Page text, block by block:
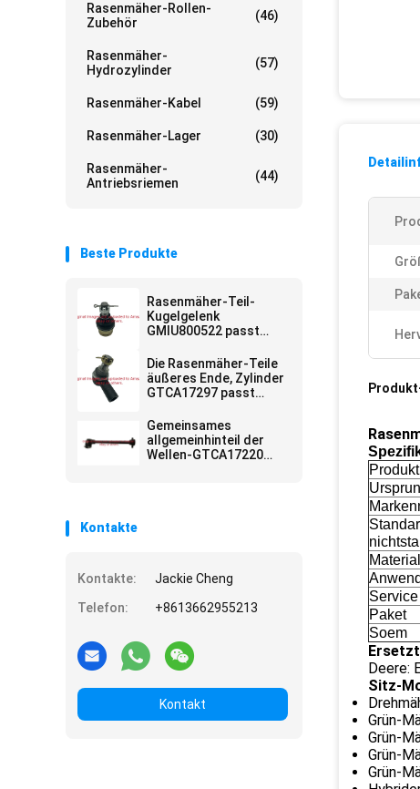
Rasenmäher-Rollen-
Zubehör
(46)
Rasenmäher-
Hydrozylinder
(57)
Rasenmäher-Kabel (59)
Rasenmäher-Lager (30)
Rasenmäher-
Antriebsriemen
(44)
Beste Produkte
Rasenmäher-Teil-
Kugelgelenk
GMIU800522 passt
Deere ProGator
Die Rasenmäher-Teile
äußeres Ende, Zylinder
GTCA17297 passt
Gemeinsames
allgemeinhinteil der
Wellen-GTCA17220
Kontakte
Kontakte:
Jackie Cheng
Telefon:
+8613662955213
Kontakt
Material
Service
Paket
Soem
Deere:
Sitz-
Grün-
Grün-
Grün-
Grün-